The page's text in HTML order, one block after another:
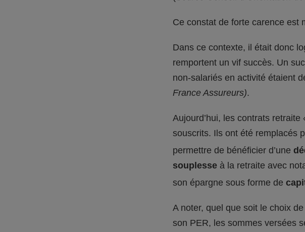
Ce constat de forte carence est
Dans ce contexte, il était donc
remportent un vif succès. Un
non-salariés en activité étaient
France Assureurs).
Aujourd’hui, les contrats
souscrits. Ils ont été remplacés
permettre de bénéficier d’une
souplesse à la retraite avec
son épargne sous forme de
A noter, quel que soit le choix
son PER, les sommes versées